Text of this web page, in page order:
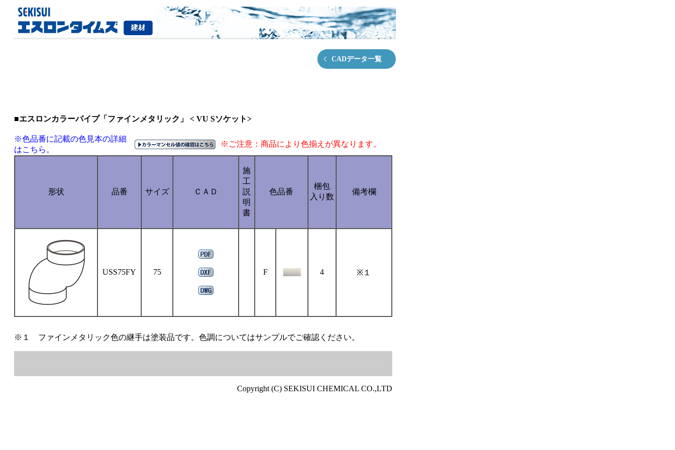
CADデータ一覧
■エスロンカラーパイプ「ファインメタリック」 < VU Sソケット>
※色品番に記載の色見本の詳細
はこちら。
※ご注意：商品により色揃えが異なります。
形状 品番 サイズ ＣＡＤ
施
工
説
明
書
色品番
梱包
入り数
備考欄
USS75FY 75 F 4 ※１
※１ ファインメタリック色の継手は塗装品です。色調についてはサンプルでご確認ください。
Copyright (C) SEKISUI CHEMICAL CO.,LTD